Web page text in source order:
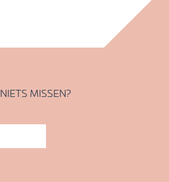
NIETS MISSEN?